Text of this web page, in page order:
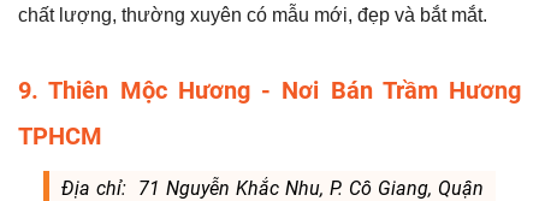
chất lượng, thường xuyên có mẫu mới, đẹp và bắt mắt.
9. Thiên Mộc Hương - Nơi Bán Trầm Hương
TPHCM
Địa chỉ: 71 Nguyễn Khắc Nhu, P. Cô Giang, Quận